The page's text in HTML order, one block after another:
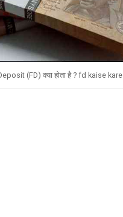
(FD) क्या होता है ? fd kaise kare